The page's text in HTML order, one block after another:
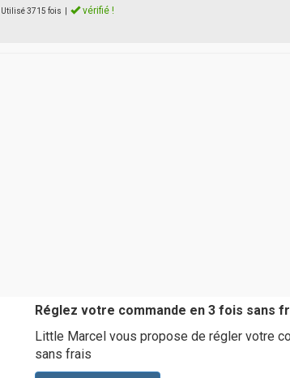
| Utilisé 3715 fois vérifié !
Réglez votre commande en 3 fois sans
Little Marcel vous propose de régler votre
sans frais